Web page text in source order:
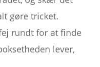
gøre tricket.
rundt for at finde
lever,